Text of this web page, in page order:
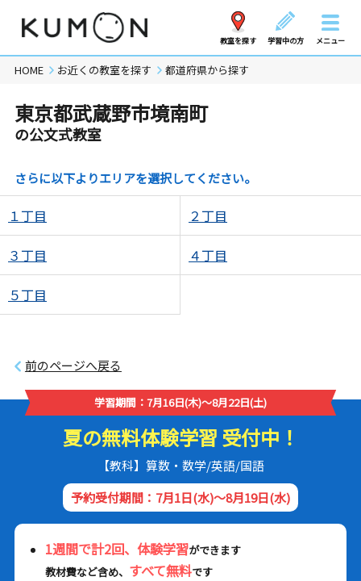
教室を探す 学習中の方 メニュー
HOME お近くの教室を探す 都道府県から探す
東京都武蔵野市境南町
の公文式教室
さらに以下よりエリアを選択してください。
１丁目 ２丁目
３丁目 ４丁目
５丁目
前のページへ戻る
学習期間：7月16日(木)～8月22日(土)
夏の無料体験学習 受付中！
【教科】算数・数学/英語/国語
予約受付期間：7月1日(水)～8月19日(水)
1週間で計2回、体験学習ができます
教材費など含め、 すべて無料です